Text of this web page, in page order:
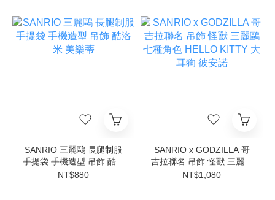
SANRIO 三麗鷗 長腿制服
手提袋 手機造型 吊飾 酷洛
米 美樂蒂
NT$880
SANRIO x GODZILLA 哥
吉拉聯名 吊飾 怪獸 三麗鷗
七種角色 HELLO KITTY 大
NT$1,080